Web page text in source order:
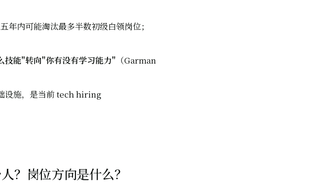
内可能淘汰最多半数初级白领岗位；
技能"转向"你有没有学习能力" （Garman
设施，是当前 tech hiring
？岗位方向是什么？